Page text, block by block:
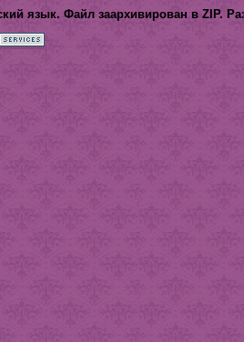
язык. Файл заархивирован в ZIP.